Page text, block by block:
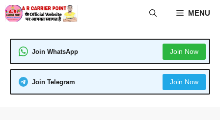
Skip
to
MENU
Join WhatsApp Join Now
Join Telegram Join Now